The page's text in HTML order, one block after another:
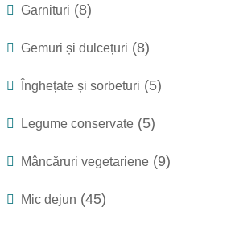
Garnituri (8)
Gemuri și dulcețuri (8)
Înghețate și sorbeturi (5)
Legume conservate (5)
Mâncăruri vegetariene (9)
Mic dejun (45)